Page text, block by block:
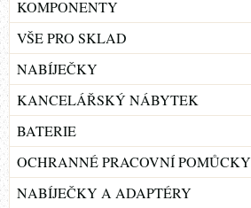
KOMPONENTY
VŠE PRO SKLAD
NABÍJEČKY
KANCELÁŘSKÝ NÁBYTEK
BATERIE
OCHRANNÉ PRACOVNÍ POMŮCKY
NABÍJEČKY A ADAPTÉRY